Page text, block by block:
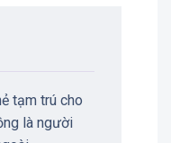
tạm trú cho
là người